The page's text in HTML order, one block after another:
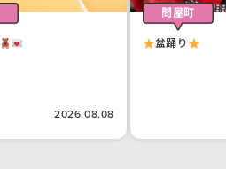
2026.08.08
問屋町
盆踊り